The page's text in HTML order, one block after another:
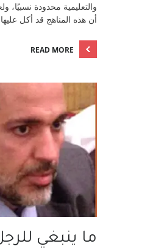
والتعليمية محدودة
أن هذه المناهج قد أكل
READ MORE
ما ينبغي